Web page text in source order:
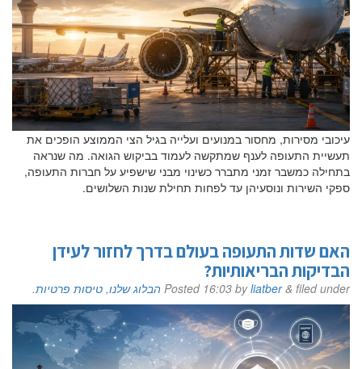
עיכובי מסירות, מחסור במנועים ועלייה בגיל הצי הממוצע הופכים את
תעשיית התעופה לענף שמתקשה לעמוד בביקוש הגואה. מה שנראה
בתחילה כמשבר זמני מתברר כשינוי מבני שישפיע על חברות התעופה,
ספקי השירות ונוסעיהן עד לפחות תחילת שנות השלושים.
האם שדות התעופה בעולם בדרך לחזור לעידן
הבדיקות הבריאותיות?
Posted 16:03 byliatber & filed under הבלוג שלנו, טיסות פרטיות.